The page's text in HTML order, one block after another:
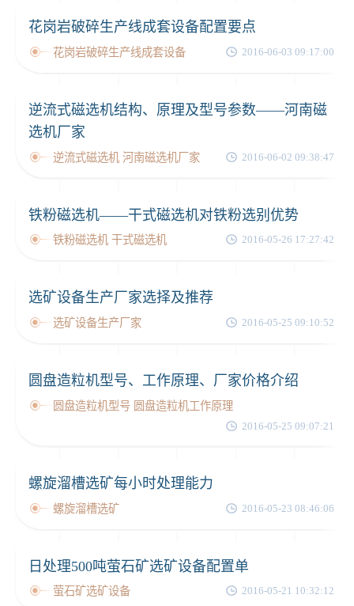
花岗岩破碎生产线成套设备配置要点
花岗岩破碎生产线成套设备 2016-06-03 09:17:00
逆流式磁选机结构、原理及型号参数——河南磁
选机厂家
逆流式磁选机 河南磁选机厂家 2016-06-02 09:38:47
铁粉磁选机——干式磁选机对铁粉选别优势
铁粉磁选机 干式磁选机 2016-05-26 17:27:42
选矿设备生产厂家选择及推荐
选矿设备生产厂家 2016-05-25 09:10:52
圆盘造粒机型号、工作原理、厂家价格介绍
圆盘造粒机型号 圆盘造粒机工作原理
2016-05-25 09:07:21
螺旋溜槽选矿每小时处理能力
螺旋溜槽选矿 2016-05-23 08:46:06
日处理500吨萤石矿选矿设备配置单
萤石矿选矿设备 2016-05-21 10:32:12